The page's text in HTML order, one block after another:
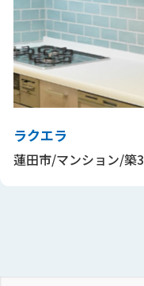
ラクエラ
蓮田市/マンション/築